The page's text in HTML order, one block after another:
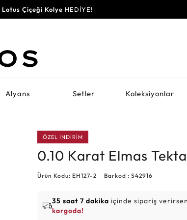
Lotus Çiçeği Kolye HEDİYE!
Alyans Setler Koleksiyonlar
ÖZEL İNDİRİM
0.10 Karat Elmas
Ürün Kodu: EH127-2 Barkod : S42916
35 saat 7 dakika içinde sipariş
kargoda!